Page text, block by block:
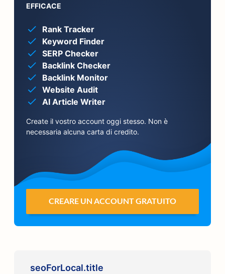
EFFICACE
Rank Tracker
Keyword Finder
SERP Checker
Backlink Checker
Backlink Monitor
Website Audit
AI Article Writer
Create il vostro account oggi stesso. Non è
necessaria alcuna carta di credito.
CREARE UN ACCOUNT GRATUITO
seoForLocal.title